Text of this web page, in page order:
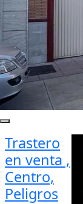
Trastero
en venta ,
Centro,
Peligros